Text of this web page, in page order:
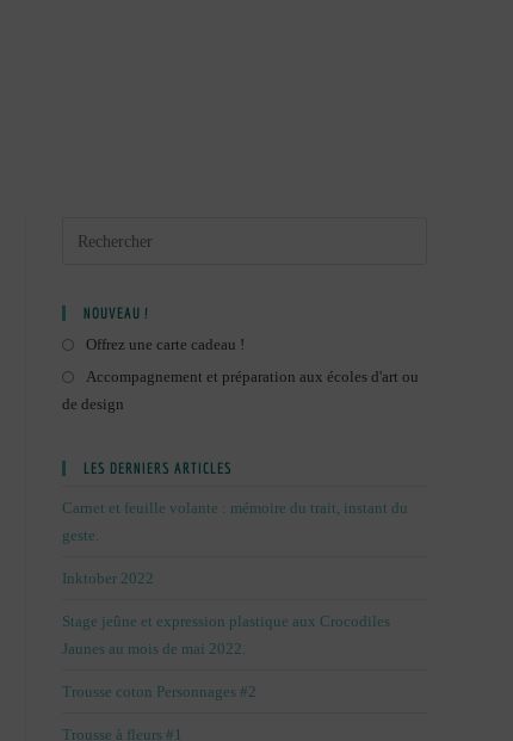
NOUVEAU !
Offrez une carte cadeau !
Accompagnement et préparation aux écoles d'art ou
de design
LES DERNIERS ARTICLES
Carnet et feuille volante : mémoire du trait, instant du
geste.
Inktober 2022
Stage jeûne et expression plastique aux Crocodiles
Jaunes au mois de mai 2022.
Trousse coton Personnages #2
Trousse à fleurs #1